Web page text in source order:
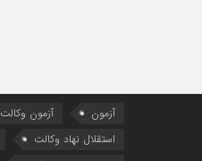
آزمون آزمون وکالت
استقلال نهاد وکالت